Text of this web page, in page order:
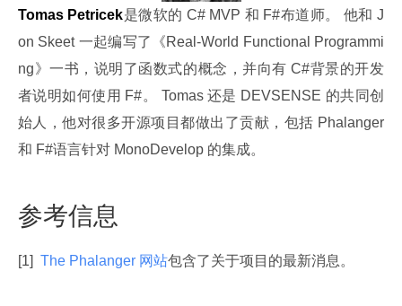
Tomas Petricek是微软的 C# MVP 和 F#布道师。 他和 J
on Skeet 一起编写了《Real-World Functional Programmi
ng》一书，说明了函数式的概念，并向有 C#背景的开发
者说明如何使用 F#。 Tomas 还是 DEVSENSE 的共同创
始人，他对很多开源项目都做出了贡献，包括 Phalanger
和 F#语言针对 MonoDevelop 的集成。
参考信息
[1] The Phalanger 网站包含了关于项目的最新消息。